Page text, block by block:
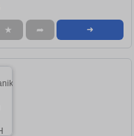
★ ➦ ➜